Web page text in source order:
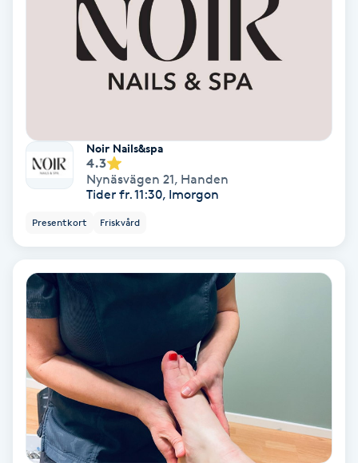
Funktionsanalys
Gel naglar
Gelenaglar
Gellack
Gellack med förstärkning
Gravidmassage
Gravidyoga
Gruppträning
Noir Nails&spa
4.3
Nynäsvägen 21, Handen
Tider fr. 11:30, Imorgon
Presentkort Friskvård